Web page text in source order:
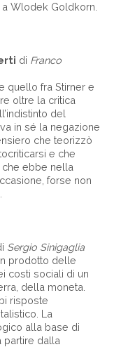
Wlodek Goldkorn.
di Franco
quello fra Stirner e
oltre la critica
del
in sé la negazione
che teorizzò
e che
ebbe nella
forse non
Sergio Sinigaglia
prodotto delle
costi sociali di un
della moneta.
risposte
La
alla base di
partire dalla